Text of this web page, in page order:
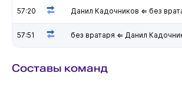
57:20 Данил Кадочников ⇐ без
57:51 без вратаря ⇐ Данил
Составы команд